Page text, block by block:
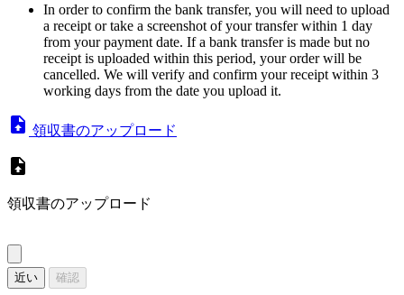
In order to confirm the bank transfer, you will need to upload
a receipt or take a screenshot of your transfer within 1 day
from your payment date. If a bank transfer is made but no
receipt is uploaded within this period, your order will be
cancelled. We will verify and confirm your receipt within 3
working days from the date you upload it.
領収書のアップロード
領収書のアップロード
近い 確認